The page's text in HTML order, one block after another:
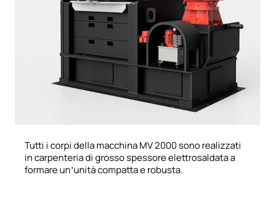
Tutti i corpi della macchina MV 2000 sono realizzati
in carpenteria di grosso spessore elettrosaldata a
formare un’unità compatta e robusta.